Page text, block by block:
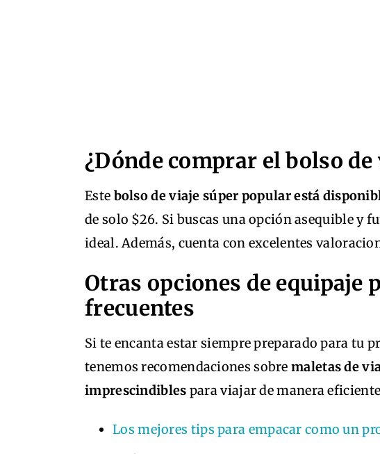
¿Dónde comprar el bolso de
Este bolso de viaje súper popular está
de solo $26. Si buscas una opción asequible y
ideal. Además, cuenta con excelentes
Otras opciones de equipaje
frecuentes
Si te encanta estar siempre preparado para tu
tenemos recomendaciones sobre maletas de
imprescindibles para viajar de manera
Los mejores tips para empacar como un